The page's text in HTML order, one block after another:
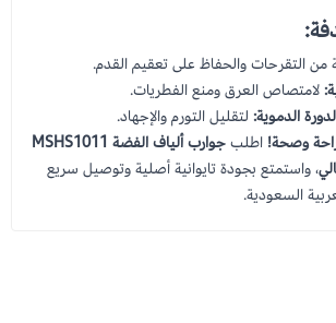
من التقرحات والحفاظ على تعقيم القدم.
لامتصاص العرق ومنع الفطريات.
الدموية:لتقليل التورم والإجهاد.
وصحة!اطلبجوارب ألياف الفضة MSHS1011
، واستمتع بجودة تايوانية أصلية وتوصيل سريع
السعودية.